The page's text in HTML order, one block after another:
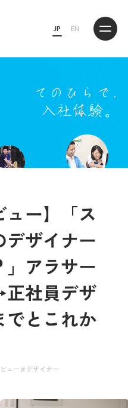
JP EN
ュー】「ス
デザイナー
」アラサー
社員デザ
でとこれか
ュー
デザイナー